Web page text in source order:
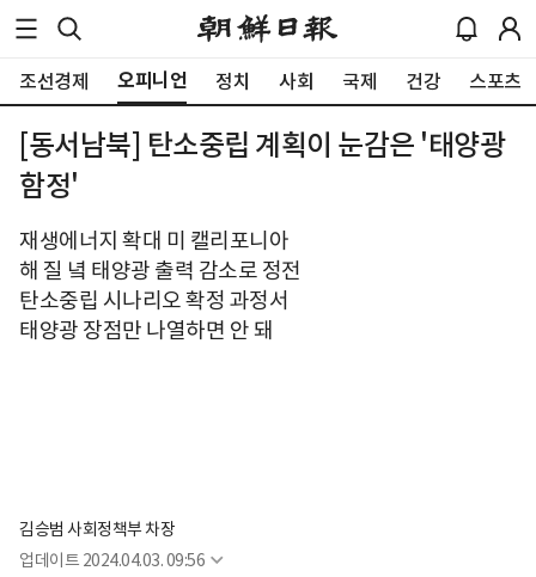
조선경제 오피니언 정치 사회 국제 건강 스포츠
[동서남북] 탄소중립 계획이 눈감은 '태양광
함정'
재생에너지 확대 미 캘리포니아
해 질 녘 태양광 출력 감소로 정전
탄소중립 시나리오 확정 과정서
태양광 장점만 나열하면 안 돼
김승범 사회정책부 차장
업데이트 2024.04.03. 09:56